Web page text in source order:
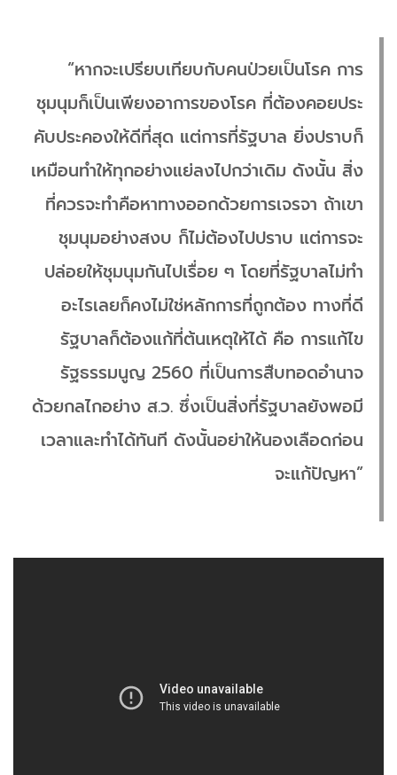
“หากจะเปรียบเทียบกับคนป่วยเป็นโรค การ
ชุมนุมก็เป็นเพียงอาการของโรค ที่ต้องคอยประ
คับประคองให้ดีที่สุด แต่การที่รัฐบาล ยิ่งปราบก็
เหมือนทำให้ทุกอย่างแย่ลงไปกว่าเดิม ดังนั้น สิ่ง
ที่ควรจะทำคือหาทางออกด้วยการเจรจา ถ้าเขา
ชุมนุมอย่างสงบ ก็ไม่ต้องไปปราบ แต่การจะ
ปล่อยให้ชุมนุมกันไปเรื่อย ๆ โดยที่รัฐบาลไม่ทำ
อะไรเลยก็คงไม่ใช่หลักการที่ถูกต้อง ทางที่ดี
รัฐบาลก็ต้องแก้ที่ต้นเหตุให้ได้ คือ การแก้ไข
รัฐธรรมนูญ 2560 ที่เป็นการสืบทอดอำนาจ
ด้วยกลไกอย่าง ส.ว. ซึ่งเป็นสิ่งที่รัฐบาลยังพอมี
เวลาและทำได้ทันที ดังนั้นอย่าให้นองเลือดก่อน
จะแก้ปัญหา”